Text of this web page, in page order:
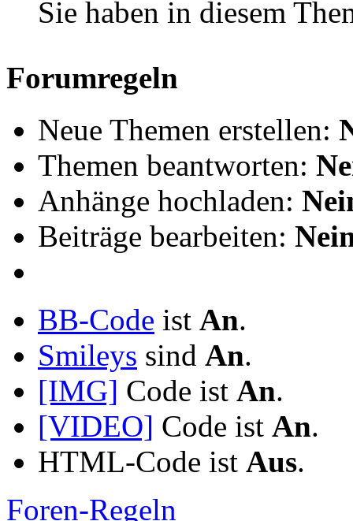
Sie haben in diesem
Forumregeln
Neue Themen erstellen:
Themen beantworten:
Anhänge hochladen:
Beiträge bearbeiten:
BB-Code ist An.
Smileys sind An.
[IMG] Code ist An.
[VIDEO] Code ist An.
HTML-Code ist Aus.
Foren-Regeln